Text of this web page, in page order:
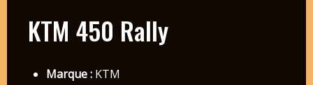
KTM 450 Rally
Marque :KTM